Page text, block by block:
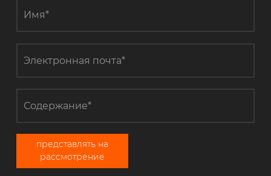
представлять на
рассмотрение